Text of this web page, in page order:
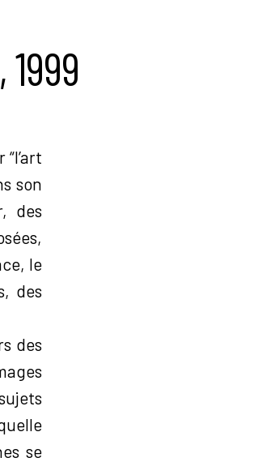
son
des
le
des
des
se